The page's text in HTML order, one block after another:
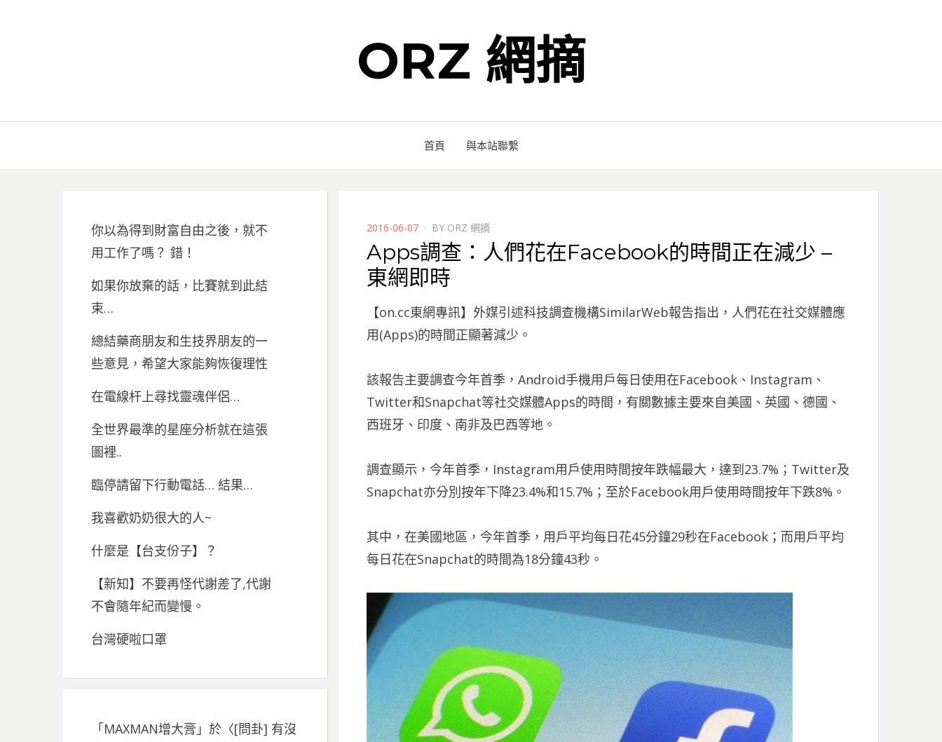
ORZ 網摘
首頁 與本站聯繫
POSTED
ON
2016-06-07 BY ORZ 網摘
Apps調查：人們花在Facebook的時間正在減少 –
東網即時
【on.cc東網專訊】外媒引述科技調查機構SimilarWeb報告指出，人們花在社交媒體應
用(Apps)的時間正顯著減少。
該報告主要調查今年首季，Android手機用戶每日使用在Facebook、Instagram、
Twitter和Snapchat等社交媒體Apps的時間，有關數據主要來自美國、英國、德國、
西班牙、印度、南非及巴西等地。
調查顯示，今年首季，Instagram用戶使用時間按年跌幅最大，達到23.7%；Twitter及
Snapchat亦分別按年下降23.4%和15.7%；至於Facebook用戶使用時間按年下跌8%。
其中，在美國地區，今年首季，用戶平均每日花45分鐘29秒在Facebook；而用戶平均
每日花在Snapchat的時間為18分鐘43秒。
你以為得到財富自由之後，就不
用工作了嗎？ 錯！
如果你放棄的話，比賽就到此結
束…
總結藥商朋友和生技界朋友的一
些意見，希望大家能夠恢復理性
在電線杆上尋找靈魂伴侶…
全世界最準的星座分析就在這張
圖裡..
臨停請留下行動電話… 結果…
我喜歡奶奶很大的人~
什麼是【台支份子】？
【新知】不要再怪代謝差了,代謝
不會隨年紀而變慢。
台灣硬啦口罩
「MAXMAN增大膏 」於〈[問卦] 有沒